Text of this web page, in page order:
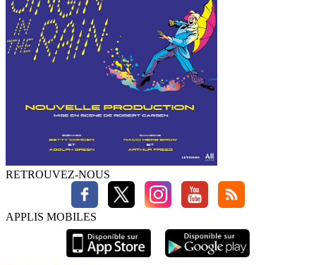
RETROUVEZ-NOUS
APPLIS MOBILES